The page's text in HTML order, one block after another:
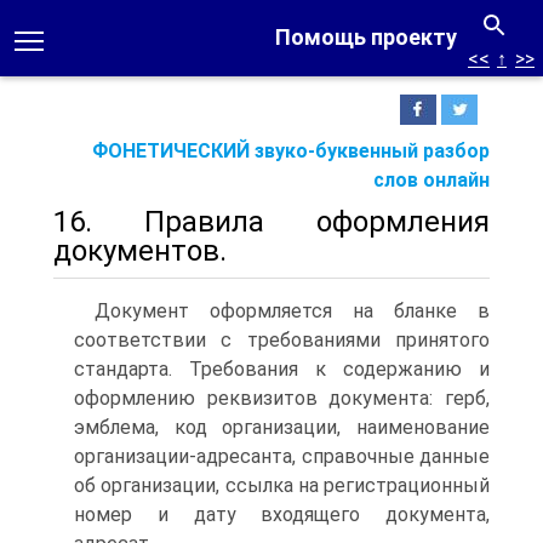
Помощь проекту
ФОНЕТИЧЕСКИЙ звуко-буквенный разбор
слов онлайн
<< ↑ >>
16. Правила оформления
документов.
Документ оформляется на бланке в
соответствии с требованиями принятого
стандарта. Требования к содержанию и
оформлению реквизитов документа: герб,
эмблема, код организации, наименование
организации-адресанта, справочные данные
об организации, ссылка на регистрационный
номер и дату входящего документа,